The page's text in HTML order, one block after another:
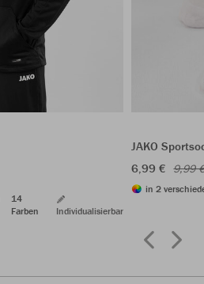
14
Farben
Individualisierbar
JAKO
6,99 € 9,99
in 2